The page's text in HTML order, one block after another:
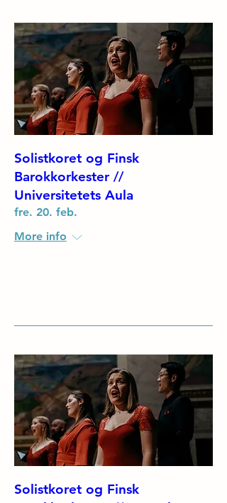
Solistkoret og Finsk
Barokkorkester //
Universitetets Aula
fre. 20. feb.
More info
Solistkoret og Finsk